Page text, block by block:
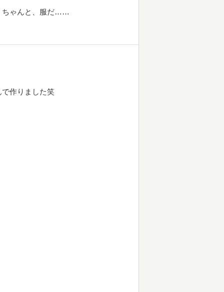
ちゃんと、服だ……
作りました笑